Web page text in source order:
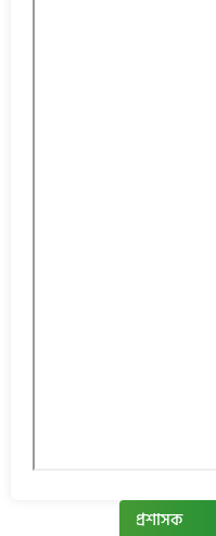
প্রশাসক